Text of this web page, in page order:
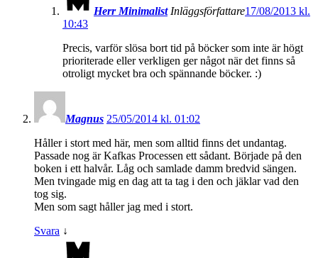
Herr Minimalist Inläggsförfattare17/08/2013 kl.
10:43
Precis, varför slösa bort tid på böcker som inte är högt
prioriterade eller verkligen ger något när det finns så
otroligt mycket bra och spännande böcker. :)
Magnus 25/05/2014 kl. 01:02
Håller i stort med här, men som alltid finns det undantag.
Passade nog är Kafkas Processen ett sådant. Började på den
boken i ett halvår. Låg och samlade damm bredvid sängen.
Men tvingade mig en dag att ta tag i den och jäklar vad den
tog sig.
Men som sagt håller jag med i stort.
Svara ↓